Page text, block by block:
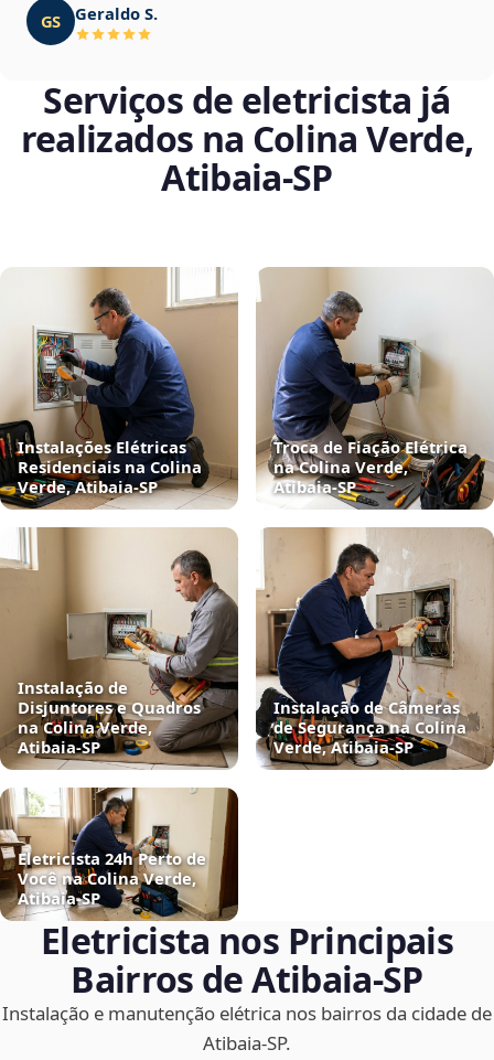
GS Geraldo S.
Serviços de eletricista já
realizados na Colina Verde,
Atibaia‑SP
Instalações Elétricas
Residenciais na Colina
Verde, Atibaia‑SP
Troca de Fiação Elétrica
na Colina Verde,
Atibaia‑SP
Instalação de
Disjuntores e Quadros
na Colina Verde,
Atibaia‑SP
Instalação de Câmeras
de Segurança na Colina
Verde, Atibaia‑SP
Eletricista 24h Perto de
Você na Colina Verde,
Atibaia‑SP
Eletricista nos Principais
Bairros de Atibaia‑SP
Instalação e manutenção elétrica nos bairros da cidade de
Atibaia‑SP.